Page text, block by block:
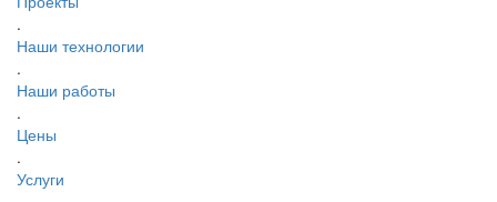
.
Наши технологии
.
Наши работы
.
Цены
.
Услуги